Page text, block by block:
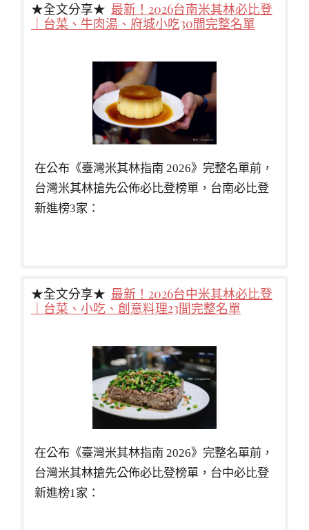
★全文分享★ 最新！2026台南米其林必比登
｜台菜、牛肉湯、府城小吃30間完整名單
在公布《臺灣米其林指南 2026》完整名單前，
台灣米其林搶先公佈必比登榜單，台南必比登
新進榜3家：
★全文分享★ 最新！2026台中米其林必比登
｜台菜、小吃、創意料理23間完整名單
在公布《臺灣米其林指南 2026》完整名單前，
台灣米其林搶先公佈必比登榜單，台中必比登
新進榜1家：